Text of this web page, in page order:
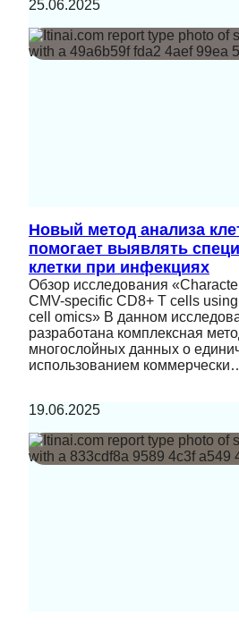
25.06.2025
Новый метод анализа
помогает выявлять
клетки при инфекциях
Обзор исследования
CMV-specific CD8+ T cells
cell omics» В данном
разработана комплексная
многослойных данных о
использованием
19.06.2025